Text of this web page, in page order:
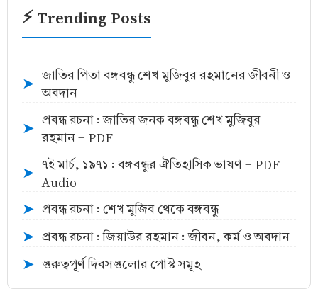
⚡ Trending Posts
➤
জাতির পিতা বঙ্গবন্ধু শেখ মুজিবুর রহমানের জীবনী ও
অবদান
➤
প্রবন্ধ রচনা : জাতির জনক বঙ্গবন্ধু শেখ মুজিবুর
রহমান - PDF
➤
৭ই মার্চ, ১৯৭১ : বঙ্গবন্ধুর ঐতিহাসিক ভাষণ - PDF -
Audio
➤ প্রবন্ধ রচনা : শেখ মুজিব থেকে বঙ্গবন্ধু
➤ প্রবন্ধ রচনা : জিয়াউর রহমান : জীবন, কর্ম ও অবদান
➤ গুরুত্বপূর্ণ দিবসগুলোর পোস্ট সমূহ